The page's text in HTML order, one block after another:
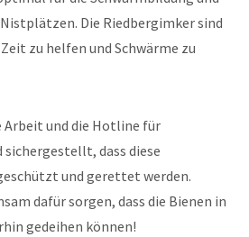
Nistplätzen. Die Riedbergimker sind
zu helfen und Schwärme zu
Arbeit und die Hotline für
sichergestellt, dass diese
und gerettet werden.
dafür sorgen, dass die Bienen in
gedeihen können!